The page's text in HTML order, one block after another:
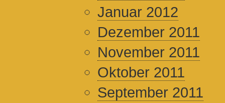
Januar 2012
Dezember 2011
November 2011
Oktober 2011
September 2011